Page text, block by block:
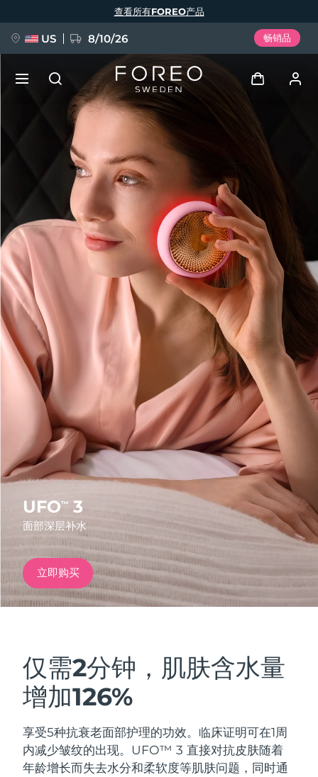
UFO™ 3
面部深层补水
立即购买
仅需2分钟，肌肤含水量
增加126%
享受5种抗衰老面部护理的功效。临床证明可在1周
内减少皱纹的出现。UFO™ 3 直接对抗皮肤随着
年龄增长而失去水分和柔软度等肌肤问题，同时通
查看所有FOREO产品
US 8/10/26 畅销品
用户信息
我的设备
我的订单
我的地址
我的订阅
FAQ™ Pure Beauty-Tech Elixir
BREAKING NEWS
issa™ Teeth Whitening Set
FAQ™ Dual LED Panel
热门产品
特别优惠
红光疗法
LUNA™ 4 套装
Anti-aging massage
BEAR™ 2 套装
Microcurrent toning
Deutsch
Español
Français
Italiano
Português
Polski
Svenska
Русский
Türkçe
简体中文 繁體中文
发货国家
美国 预计送达日期 8/10/26
英国 预计送达日期 8/9/26
西班牙 预计送达日期8/9/26
澳大利亚 预计送达日期8/12/26
预计送达日期8/9/26
德国 预计送达日期 8/9/26
加拿大 预计送达日期
奥地利 预计送达日期 8/9/26
巴林
比利时 预计送达日期8/9/26
百慕大 预计送达日期8/15/26